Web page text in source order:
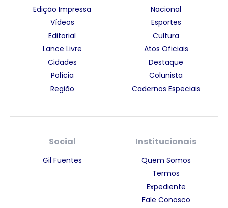
Edição Impressa
Vídeos
Editorial
Lance Livre
Cidades
Polícia
Região
Nacional
Esportes
Cultura
Atos Oficiais
Destaque
Colunista
Cadernos Especiais
Social
Gil Fuentes
Institucionais
Quem Somos
Termos
Expediente
Fale Conosco